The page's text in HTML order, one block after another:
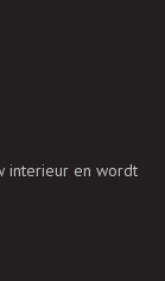
interieur en wordt